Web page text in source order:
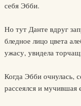
себя Эбби.
Но тут Данте вдруг
бледное лицо цвета
ужасу, увидела
Когда Эбби очнулась,
рассеялся и мучившая